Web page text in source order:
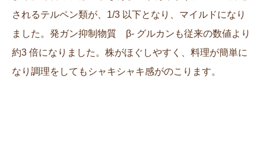
されるテルペン類が、1/3 以下となり、マイルドになり
ました。発ガン抑制物質 β- グルカンも従来の数値より
約3 倍になりました。株がほぐしやすく、料理が簡単に
なり調理をしてもシャキシャキ感がのこります。